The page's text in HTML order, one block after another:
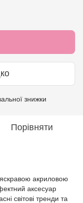
знижки
Порівняти
яскравою акриловою
аксесуар
світові тренди та